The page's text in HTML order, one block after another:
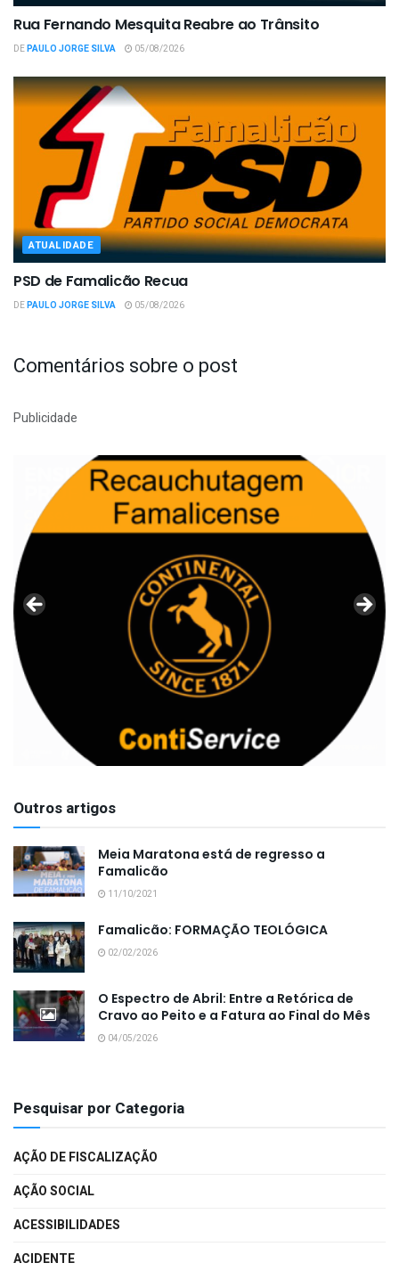
Rua Fernando Mesquita Reabre ao Trânsito
DEPAULO JORGE SILVA 05/08/2026
ATUALIDADE
PSD de Famalicão Recua
DEPAULO JORGE SILVA 05/08/2026
Comentários sobre o post
Publicidade
Outros artigos
Meia Maratona está de regresso a
Famalicão
11/10/2021
Famalicão: FORMAÇÃO TEOLÓGICA
02/02/2026
O Espectro de Abril: Entre a Retórica de
Cravo ao Peito e a Fatura ao Final do Mês
04/05/2026
Pesquisar por Categoria
AÇÃO DE FISCALIZAÇÃO
AÇÃO SOCIAL
ACESSIBILIDADES
ACIDENTE